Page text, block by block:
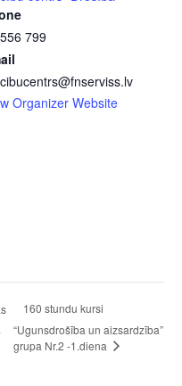
799
Organizer Website
160 stundu kursi
“Ugunsdrošība un aizsardzība”
grupa Nr.2 -1.diena